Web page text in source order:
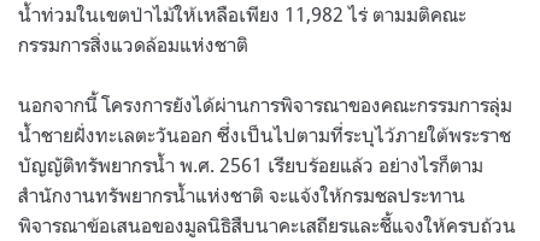
น้ำท่วมในเขตป่าไม้ให้เหลือเพียง 11,982 ไร่ ตามมติคณะ
กรรมการสิ่งแวดล้อมแห่งชาติ
นอกจากนี้ โครงการยังได้ผ่านการพิจารณาของคณะกรรมการลุ่ม
น้ำชายฝั่งทะเลตะวันออก ซึ่งเป็นไปตามที่ระบุไว้ภายใต้พระราช
บัญญัติทรัพยากรน้ำ พ.ศ. 2561 เรียบร้อยแล้ว อย่างไรก็ตาม
สำนักงานทรัพยากรน้ำแห่งชาติ จะแจ้งให้กรมชลประทาน
พิจารณาข้อเสนอของมูลนิธิสืบนาคะเสถียรและชี้แจงให้ครบถ้วน